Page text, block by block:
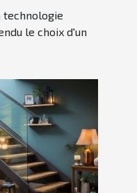
technologie
le choix d'un